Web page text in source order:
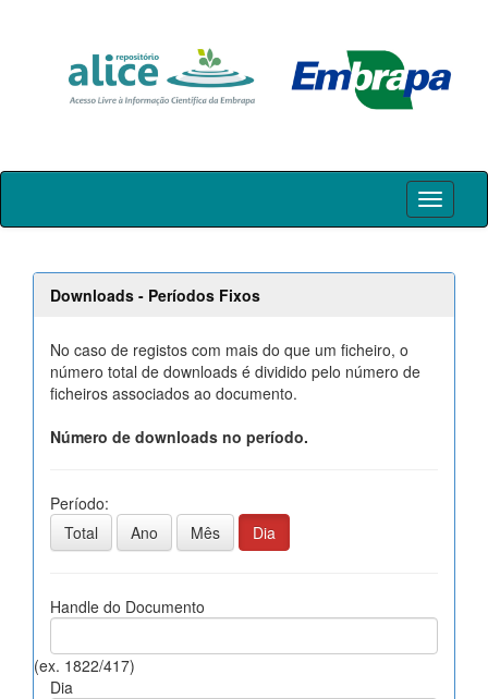
Skip
Downloads - Períodos Fixos
No caso de registos com mais do que um ficheiro, o
número total de downloads é dividido pelo número de
ficheiros associados ao documento.
Número de downloads no período.
Período:
Total
Ano Mês Dia
Handle do Documento
(ex. 1822/417)
Dia